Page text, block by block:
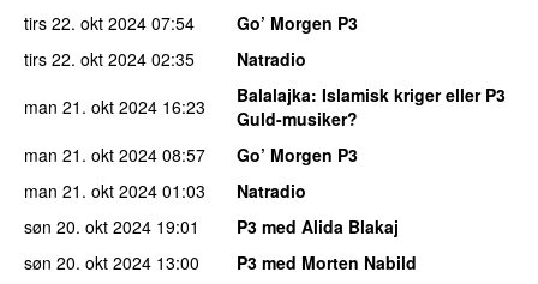
tirs 22. okt 2024 07:54
Go’ Morgen P3
tirs 22. okt 2024 02:35
Natradio
man 21. okt 2024 16:23 Balalajka: Islamisk kriger eller P3
Guld-musiker?
man 21. okt 2024 08:57
Go’ Morgen P3
man 21. okt 2024 01:03
Natradio
søn 20. okt 2024 19:01
P3 med Alida Blakaj
søn 20. okt 2024 13:00
P3 med Morten Nabild